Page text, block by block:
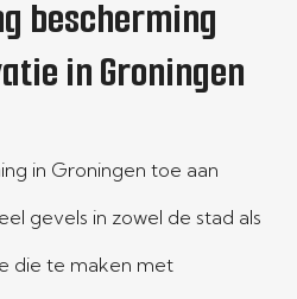
bescherming
in Groningen
in Groningen toe aan
gevels in zowel de stad als
die te maken met